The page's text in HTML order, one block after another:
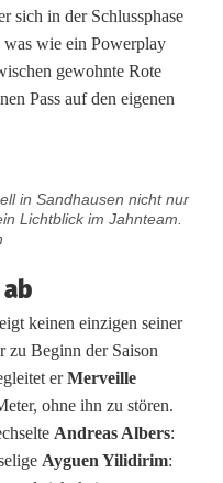
sich in der Schlussphase
was wie ein Powerplay
gewohnte Rote
Pass auf den eigenen
in Sandhausen nicht nur
Lichtblick im Jahnteam.
keinen einzigen seiner
zu Beginn der Saison
erMerveille
ohne ihn zu stören.
Andreas Albers:
Ayguen Yilidirim: